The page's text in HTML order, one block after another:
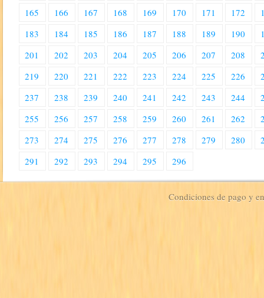
165 166 167 168 169 170 171 172
183
184 185 186 187 188 189 190
201
202 203 204 205 206 207 208
219
220 221 222 223 224 225 226
237
238 239 240 241 242 243 244
255
256 257 258 259 260 261 262
273
274 275 276 277 278 279 280
291
292 293 294 295 296
Condiciones de pago y